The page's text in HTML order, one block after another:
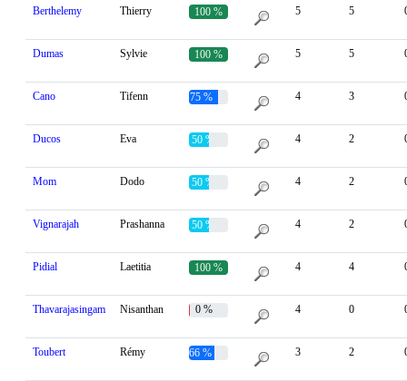
Berthelemy Thierry 100 % 5 5
Dumas Sylvie 100 % 5 5
Cano Tifenn 75 % 4 3
Ducos Eva 50 % 4 2
Mom Dodo 50 % 4 2
Vignarajah Prashanna 50 % 4 2
Pidial Laetitia 100 % 4 4
Thavarajasingam Nisanthan 0 % 4 0
Toubert Rémy 66 % 3 2